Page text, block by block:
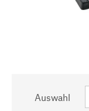
Auswahl